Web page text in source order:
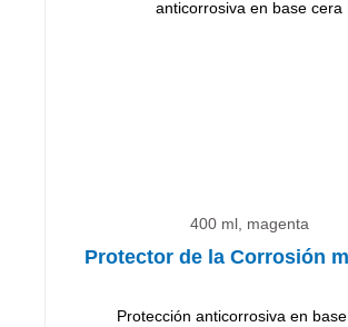
400 ml, magenta
Protector de la Corrosión
Protección anticorrosiva en